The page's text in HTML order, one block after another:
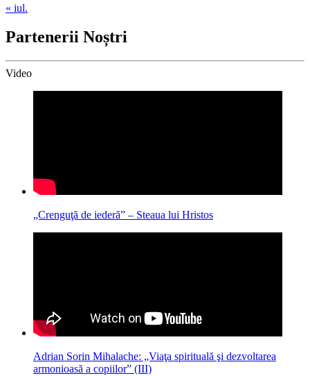
« iul.
Partenerii Noștri
Video
„Crenguţă de iederă” – Steaua lui Hristos
Adrian Sorin Mihalache: „Viaţa spirituală şi dezvoltarea
armonioasă a copiilor” (III)